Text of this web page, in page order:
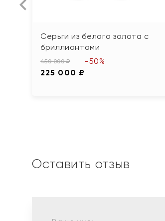
Серьги из белого золота с
бриллиантами
450 000 ₽
225 000 ₽
-50%
Оставить отзыв